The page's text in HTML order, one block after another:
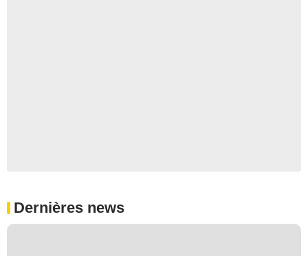
Dernières news